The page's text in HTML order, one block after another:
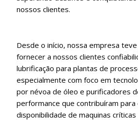
nossos clientes.
Desde o início, nossa empresa
fornecer a nossos clientes
lubrificação para plantas de
especialmente com foco em
por névoa de óleo e purificadores
performance que contribuíram para
disponibilidade de maquinas